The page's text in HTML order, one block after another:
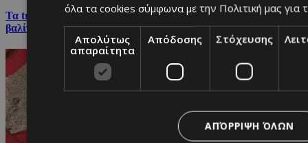
Τα travel-size beauty προϊόντα που αξίζουν μια θέση στη
βαλίτσα σου
όλα τα cookies σύμφωνα με την Πολιτική μας για
Απολύτως
απαραίτητα
Απόδοσης Στόχευσης
ΑΠΌΡΡΙΨΗ ΌΛΩΝ